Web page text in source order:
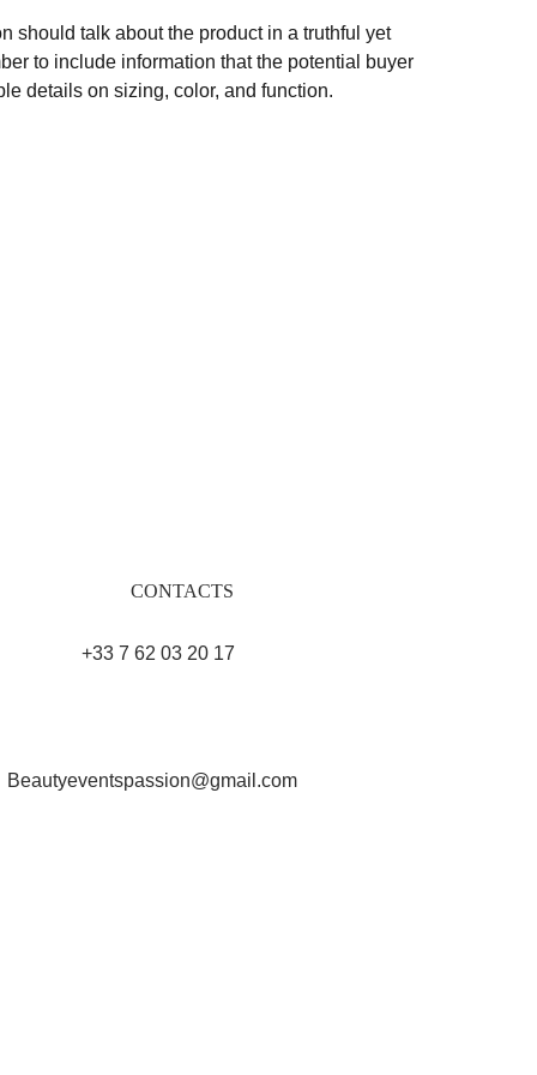
should talk about the product in a truthful yet
to include information that the potential buyer
details on sizing, color, and function.
Beautyeventspassion@gmail.com
+33 7 62 03 20 17
CONTACTS